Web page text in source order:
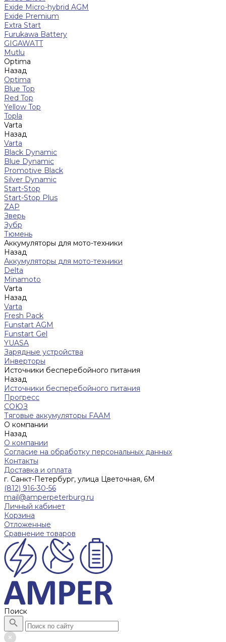
Exide Micro-hybrid AGM
Exide Premium
Extra Start
Furukawa Battery
GIGAWATT
Mutlu
Optima
Назад
Optima
Blue Top
Red Top
Yellow Top
Topla
Varta
Назад
Varta
Black Dynamic
Blue Dynamic
Promotive Black
Silver Dynamic
Start-Stop
Start-Stop Plus
ZAP
Зверь
Зубр
Тюмень
Аккумуляторы для мото-техники
Назад
Аккумуляторы для мото-техники
Delta
Minamoto
Varta
Назад
Varta
Fresh Pack
Funstart AGM
Funstart Gel
YUASA
Зарядные устройства
Инверторы
Источники бесперебойного питания
Назад
Источники бесперебойного питания
Прогресс
СОЮЗ
Тяговые аккумуляторы FAAM
О компании
Назад
О компании
Согласие на обработку персональных данных
Контакты
Доставка и оплата
г. Санкт-Петербург, улица Цветочная, 6М
(812) 916-30-56
mail@amperpeterburg.ru
Личный кабинет
Корзина
Отложенные
Сравнение товаров
Поиск